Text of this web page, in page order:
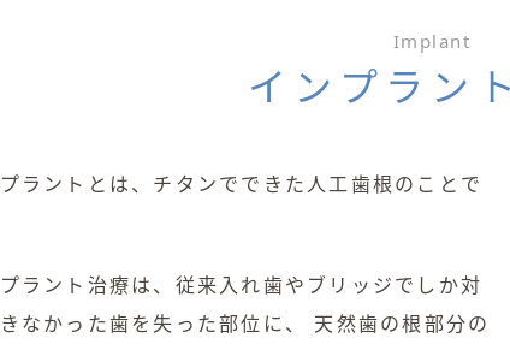
Implant
インプラン
ラントとは、チタンでできた人工歯根のことで
ラント治療は、従来入れ歯やブリッジでしか対
なかった歯を失った部位に、 天然歯の根部分の